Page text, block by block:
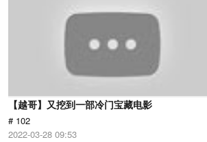
【越哥】又挖到一部冷门宝藏电影
# 102
2022-03-28 09:53